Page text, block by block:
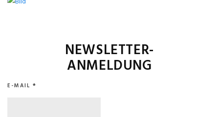
NEWSLETTER-
ANMELDUNG
E-MAIL *